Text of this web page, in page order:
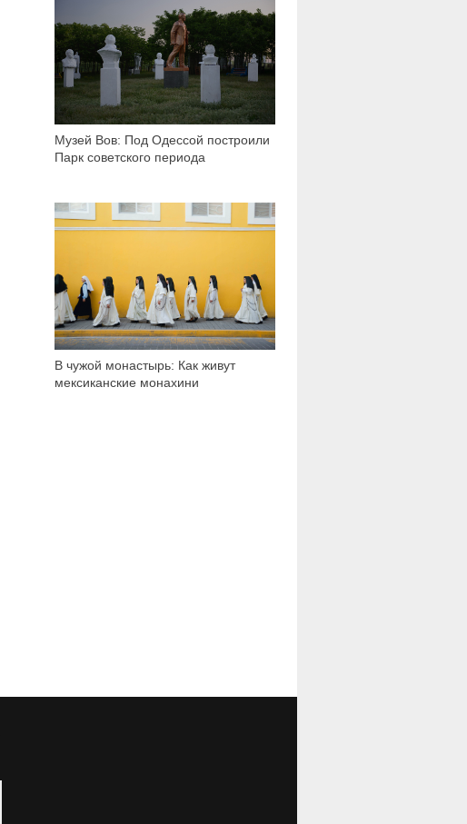
Музей Вов: Под Одессой построили
Парк советского периода
В чужой монастырь: Как живут
мексиканские монахини
1 721